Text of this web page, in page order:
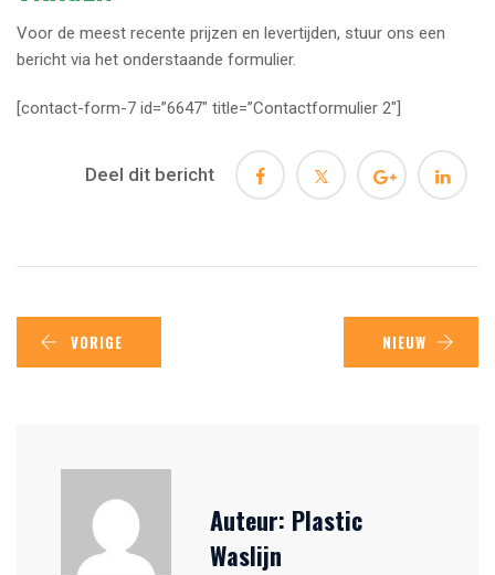
Voor de meest recente prijzen en levertijden, stuur ons een
bericht via het onderstaande formulier.
[contact-form-7 id=”6647″ title=”Contactformulier 2″]
Deel dit bericht
VORIGE NIEUW
Auteur: Plastic
Waslijn